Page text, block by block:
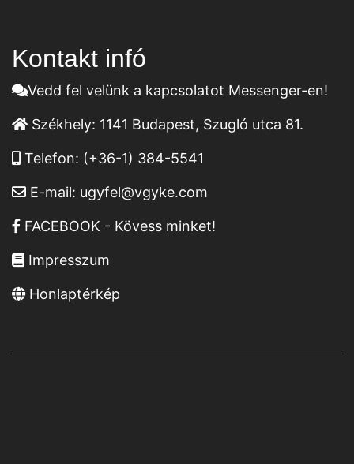
Kontakt infó
Vedd fel velünk a kapcsolatot Messenger-en!
Székhely: 1141 Budapest, Szugló utca 81.
Telefon: (+36-1) 384-5541
E-mail: ugyfel@vgyke.com
FACEBOOK - Kövess minket!
Impresszum
Honlaptérkép